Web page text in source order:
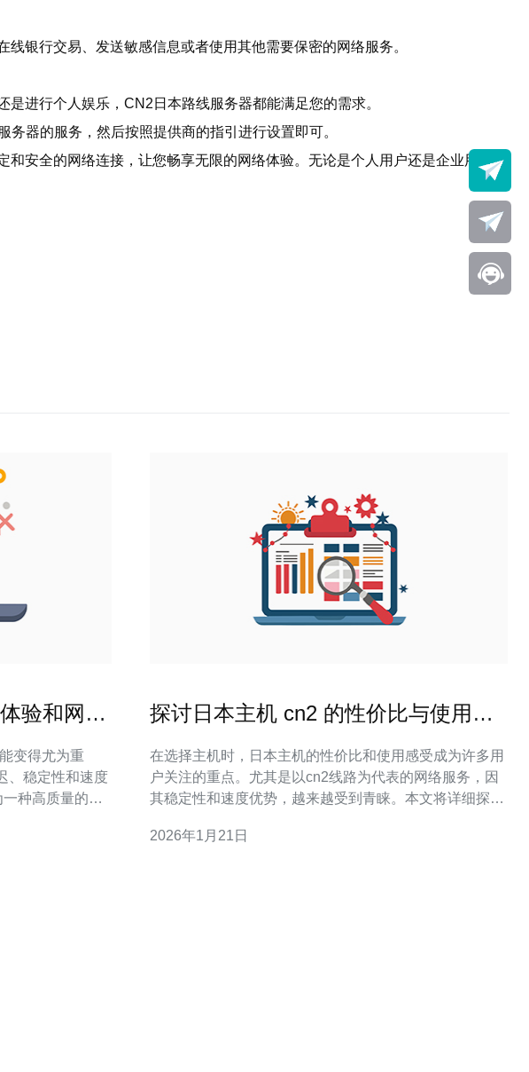
银行交易、发送敏感信息或者使用其他需要保密的网络服务。
进行个人娱乐，CN2日本路线服务器都能满足您的需求。
器的服务，然后按照提供商的指引进行设置即可。
安全的网络连接，让您畅享无限的网络体验。无论是个人用户还是企业用户，
验和网络
、稳定性和速度
种高质量的网
探讨日本主机 cn2 的性价比与使用感
在选择主机时，日本主机的性价比和使用感受成为许多用
户关注的重点。尤其是以cn2线路为代表的网络服务，因
其稳定性和速度优势，越来越受到青睐。本文将详细探讨
供商，帮助用户在选择时做出明智决策。 日本主机的市场
2026年1月21日